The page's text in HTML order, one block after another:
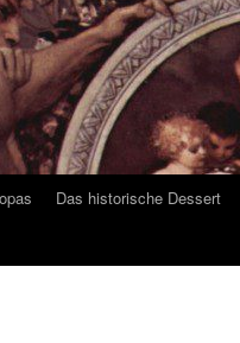
Das historische Dessert